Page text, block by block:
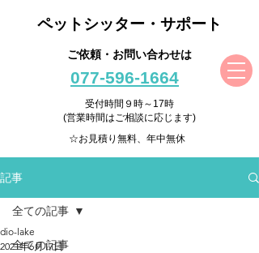
ペットシッター・サポート
ご依頼・お問い合わせは
077-596-1664
受付時間９時～17時
(営業時間はご相談に応じます)
☆お見積り無料、年中無休
記事
全ての記事
全ての記事
dio-lake
2021年6月17日